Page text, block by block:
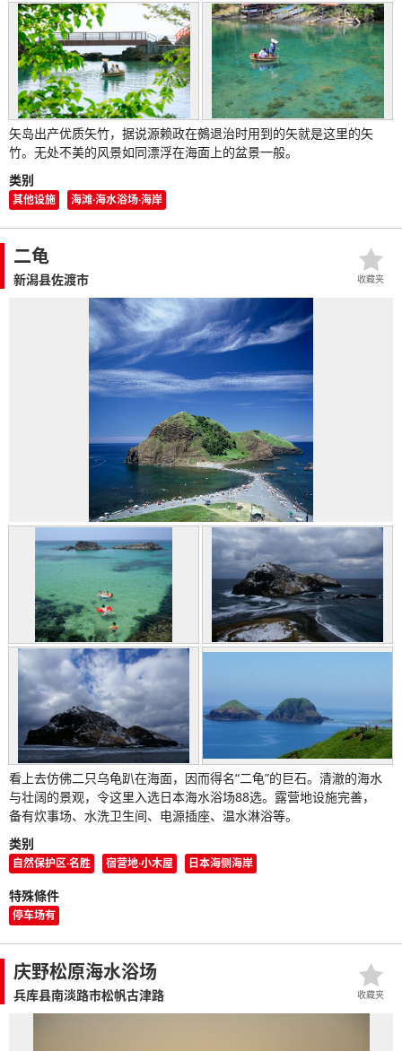
矢岛出产优质矢竹，据说源赖政在鵺退治时用到的矢就是这里的矢
竹。无处不美的风景如同漂浮在海面上的盆景一般。
类别
其他设施 海滩·海水浴场·海岸
二龟
新潟县佐渡市
看上去仿佛二只乌龟趴在海面，因而得名“二龟”的巨石。清澈的海水
与壮阔的景观，令这里入选日本海水浴场88选。露营地设施完善，
备有炊事场、水洗卫生间、电源插座、温水淋浴等。
类别
自然保护区·名胜 宿营地·小木屋 日本海侧海岸
特殊條件
停车场有
收藏夹
庆野松原海水浴场
兵库县南淡路市松帆古津路 收藏夹